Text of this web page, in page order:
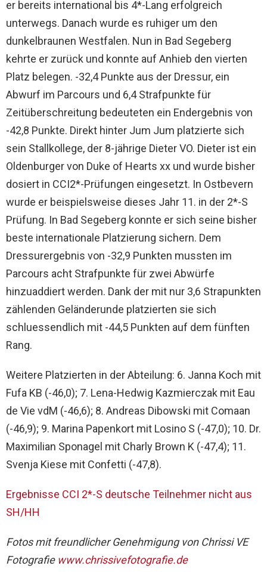
er bereits international bis 4*-Lang erfolgreich
unterwegs. Danach wurde es ruhiger um den
dunkelbraunen Westfalen. Nun in Bad Segeberg
kehrte er zurück und konnte auf Anhieb den vierten
Platz belegen. -32,4 Punkte aus der Dressur, ein
Abwurf im Parcours und 6,4 Strafpunkte für
Zeitüberschreitung bedeuteten ein Endergebnis von
-42,8 Punkte. Direkt hinter Jum Jum platzierte sich
sein Stallkollege, der 8-jährige Dieter VO. Dieter ist ein
Oldenburger von Duke of Hearts xx und wurde bisher
dosiert in CCI2*-Prüfungen eingesetzt. In Ostbevern
wurde er beispielsweise dieses Jahr 11. in der 2*-S
Prüfung. In Bad Segeberg konnte er sich seine bisher
beste internationale Platzierung sichern. Dem
Dressurergebnis von -32,9 Punkten mussten im
Parcours acht Strafpunkte für zwei Abwürfe
hinzuaddiert werden. Dank der mit nur 3,6 Strapunkten
zählenden Geländerunde platzierten sie sich
schluessendlich mit -44,5 Punkten auf dem fünften
Rang.
Weitere Platzierten in der Abteilung: 6. Janna Koch mit
Fufa KB (-46,0); 7. Lena-Hedwig Kazmierczak mit Eau
de Vie vdM (-46,6); 8. Andreas Dibowski mit Comaan
(-46,9); 9. Marina Papenkort mit Losino S (-47,0); 10. Dr.
Maximilian Sponagel mit Charly Brown K (-47,4); 11.
Svenja Kiese mit Confetti (-47,8).
Ergebnisse CCI 2*-S deutsche Teilnehmer nicht aus
SH/HH
Fotos mit freundlicher Genehmigung von Chrissi VE
Fotografie www.chrissivefotografie.de